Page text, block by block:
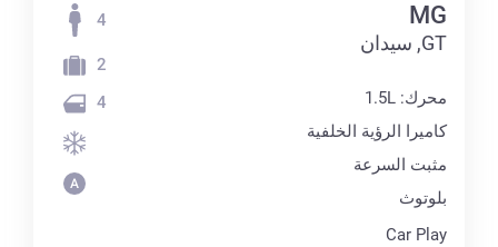
MG
GT, سيدان
محرك: 1.5L
كاميرا الرؤية الخلفية
مثبت السرعة
بلوتوث
Car Play
4
2
4